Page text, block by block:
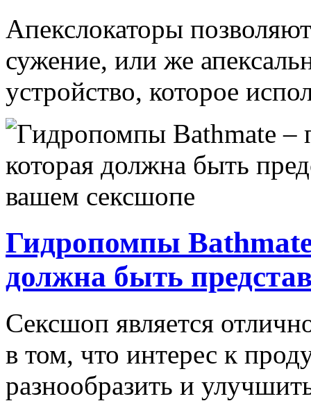
Апекслокаторы
сужение, или же
устройство, которое
Гидропомпы
должна быть
Сексшоп является
в том, что интерес к
разнообразить и